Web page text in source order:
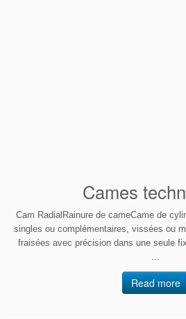
Cames
Cam RadialRainure de cameCame de
singles ou complémentaires, vissées ou
fraisées avec précision dans une seule
Read more